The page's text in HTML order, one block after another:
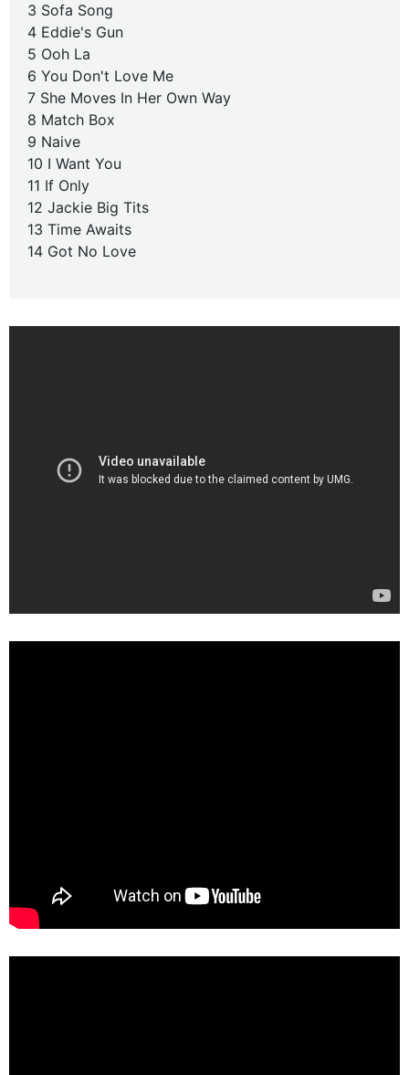
3 Sofa Song
4 Eddie's Gun
5 Ooh La
6 You Don't Love Me
7 She Moves In Her Own Way
8 Match Box
9 Naive
10 I Want You
11 If Only
12 Jackie Big Tits
13 Time Awaits
14 Got No Love